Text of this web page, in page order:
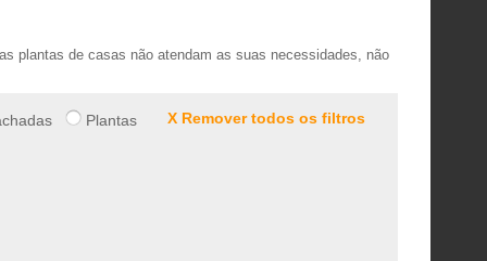
plantas de casas não atendam as suas necessidades, não
X Remover todos os filtros
Plantas